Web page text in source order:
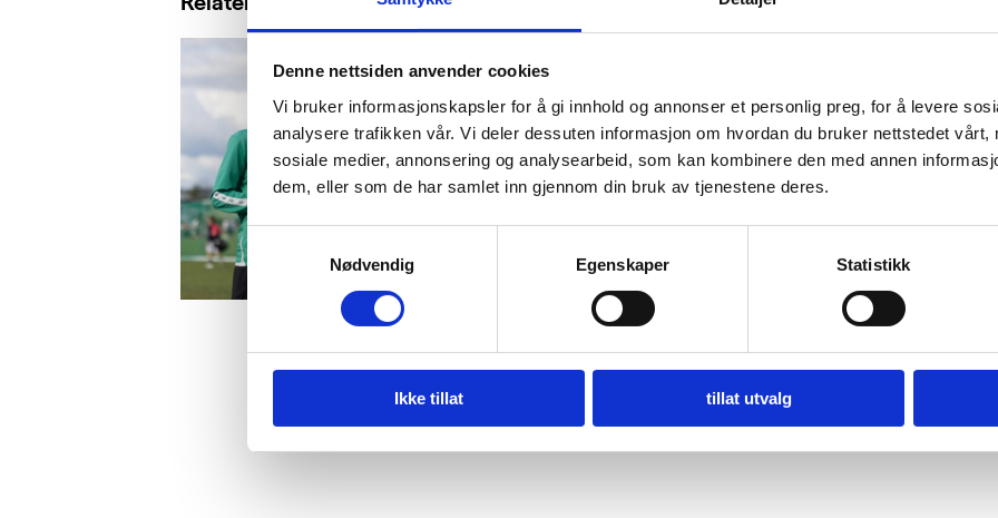
Denne nettsiden anvender cookies
Vi bruker informasjonskapsler for å gi innhold og annonser et personlig preg, for å levere
analysere trafikken vår. Vi deler dessuten informasjon om hvordan du bruker nettstedet vårt,
sosiale medier, annonsering og analysearbeid, som kan kombinere den med annen
dem, eller som de har samlet inn gjennom din bruk av tjenestene deres.
Nødvendig
Egenskaper Statistikk
Ikke tillat tillat utvalg